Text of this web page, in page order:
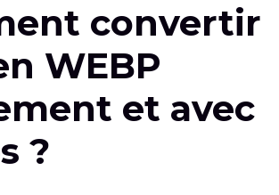
convertir
WEBP
et avec
?